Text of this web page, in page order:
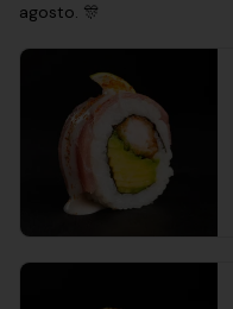
agosto. 🎊